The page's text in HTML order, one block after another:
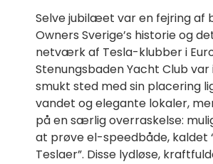
Selve jubilæet var en fejring af
Owners Sverige’s historie og
netværk af Tesla-klubber i
Stenungsbaden Yacht Club var
smukt sted med sin placering
vandet og elegante lokaler,
på en særlig overraskelse:
at prøve el-speedbåde, kaldet
Teslaer”. Disse lydløse,